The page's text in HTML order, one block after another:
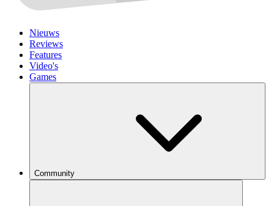
Nieuws
Reviews
Features
Video's
Games
Community